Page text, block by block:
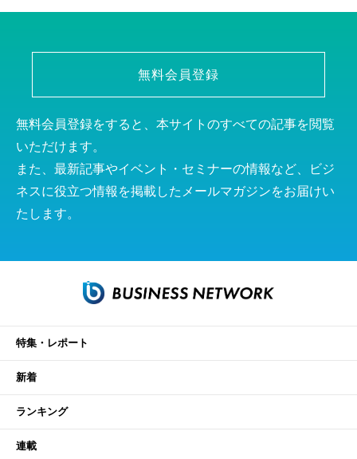
無料会員登録
無料会員登録をすると、本サイトのすべての記事を閲覧
いただけます。
また、最新記事やイベント・セミナーの情報など、ビジ
ネスに役立つ情報を掲載したメールマガジンをお届けい
たします。
特集・レポート
新着
ランキング
連載